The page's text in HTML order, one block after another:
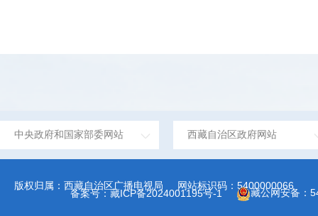
中央政府和国家部委网站 西藏自治区政府网站
版权归属：西藏自治区广播电视局 网站标识码：5400000066
备案号：藏ICP备2024001195号-1 藏公网安备：